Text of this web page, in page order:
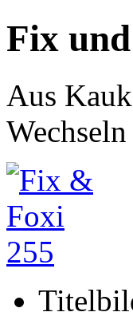
Fix
Aus